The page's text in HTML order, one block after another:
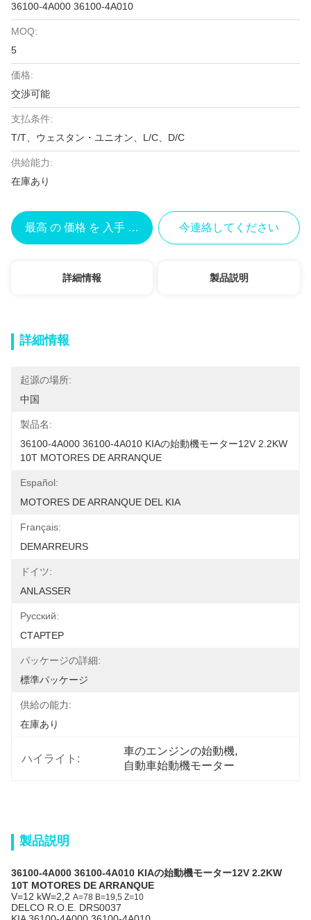
36100-4A000 36100-4A010
MOQ:
5
価格:
交渉可能
支払条件:
T/T、ウェスタン・ユニオン、L/C、D/C
供給能力:
在庫あり
最高 の 価格 を 入手 する 今連絡してください
詳細情報 製品説明
詳細情報
起源の場所:
中国
製品名:
36100-4A000 36100-4A010 KIAの始動機モーター12V 2.2KW
10T MOTORES DE ARRANQUE
Español:
MOTORES DE ARRANQUE DEL KIA
Français:
DEMARREURS
ドイツ:
ANLASSER
Pусский:
СТАРТЕР
パッケージの詳細:
標準パッケージ
供給の能力:
在庫あり
ハイライト:
車のエンジンの始動機,
自動車始動機モーター
製品説明
36100-4A000 36100-4A010 KIAの始動機モーター12V 2.2KW
10T MOTORES DE ARRANQUE
V=12 kW=2,2 A=78 B=19,5 Z=10
DELCO R.O.E. DRS0037